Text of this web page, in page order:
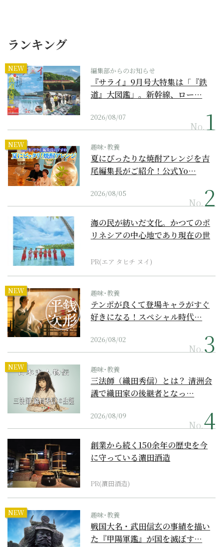
ランキング
NEW 編集部からのお知らせ
『サライ』9月号大特集は「『鉄
道』大図鑑」。新幹線、ロー…
2026/08/07
No.
NEW 趣味･教養
夏にぴったりな焼酎アレンジを吉
尾編集長がご紹介！公式Yo…
2026/08/05
No.
海の民が紡いだ文化。かつてのポ
リネシアの中心地であり現在の世
PR(エア タヒチ ヌイ)
NEW 趣味･教養
テンポが良くて登場キャラがすぐ
好きになる！スペシャル時代…
2026/08/02
No.
NEW 趣味･教養
三法師（織田秀信）とは？ 清洲会
議で織田家の後継者となっ…
2026/08/09
No.
創業から続く150余年の歴史を今
に守っている濵田酒造
PR(濵田酒造)
NEW 趣味･教養
戦国大名・武田信玄の事績を描い
た『甲陽軍鑑』が国を滅ぼす…